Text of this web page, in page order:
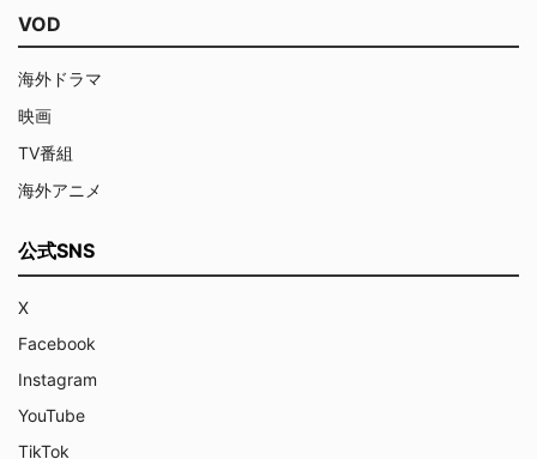
VOD
海外ドラマ
映画
TV番組
海外アニメ
公式SNS
X
Facebook
Instagram
YouTube
TikTok